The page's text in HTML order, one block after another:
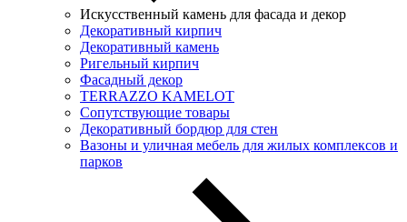
Искусственный камень для фасада и декор
Декоративный кирпич
Декоративный камень
Ригельный кирпич
Фасадный декор
TERRAZZO KAMELOT
Сопутствующие товары
Декоративный бордюр для стен
Вазоны и уличная мебель для жилых комплексов и
парков